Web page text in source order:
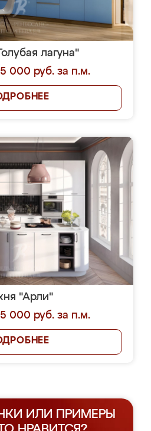
лагуна"
000 руб. за п.м.
"Арли"
000 руб. за п.м.
ИЛИ ПРИМЕРЫ